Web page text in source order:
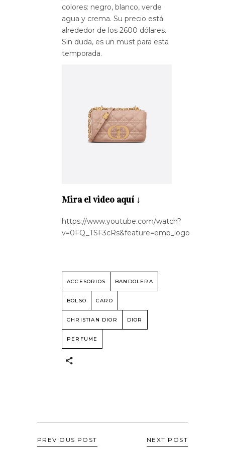
colores: negro, blanco, verde
agua y crema. Su precio está
alrededor de los 2600 dólares.
Sin duda, es un must para esta
temporada.
Mira el video aquí ↓
https://www.youtube.com/watch?
v=0FQ_TSF3cRs&feature=emb_logo
ACCESORIOS BANDOLERA
BOLSO CARO
CHRISTIAN DIOR DIOR
PERFUME
PREVIOUS POST NEXT POST